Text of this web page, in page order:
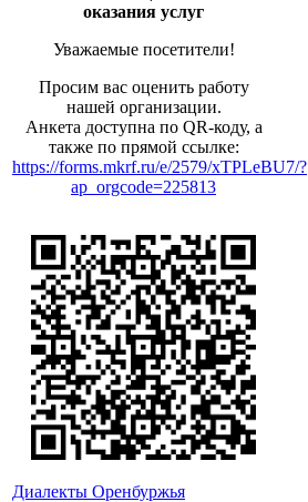
оказания услуг
Уважаемые посетители!
Просим вас оценить работу
нашей организации.
Анкета доступна по QR-коду, а
также по прямой ссылке:
https://forms.mkrf.ru/e/2579/xTPLeBU7/?
ap_orgcode=225813
Диалекты Оренбуржья